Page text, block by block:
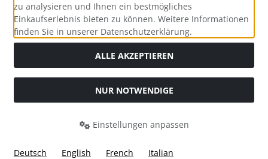
Social Media
Widerrufsformular
zu analysieren und Ihnen ein bestmögliches
Einkaufserlebnis bieten zu können. Weitere Informationen
finden Sie in unserer Datenschutzerklärung.
ALLE AKZEPTIEREN
NUR NOTWENDIGE
Einstellungen anpassen
Deutsch English French
Italian